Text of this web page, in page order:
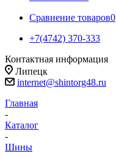
Сравнение товаров0
+7(4742) 370-333
Контактная информация
Липецк
internet@shintorg48.ru
Главная
-
Каталог
-
Шины